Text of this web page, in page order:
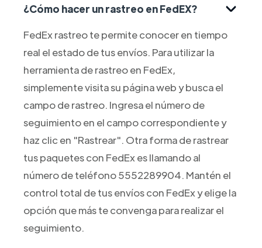
¿Cómo hacer un rastreo en FedEX?
FedEx rastreo te permite conocer en tiempo
real el estado de tus envíos. Para utilizar la
herramienta de rastreo en FedEx,
simplemente visita su página web y busca el
campo de rastreo. Ingresa el número de
seguimiento en el campo correspondiente y
haz clic en "Rastrear". Otra forma de rastrear
tus paquetes con FedEx es llamando al
número de teléfono 5552289904. Mantén el
control total de tus envíos con FedEx y elige la
opción que más te convenga para realizar el
seguimiento.